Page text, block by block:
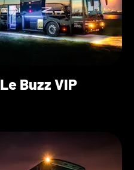
Le Buzz VIP